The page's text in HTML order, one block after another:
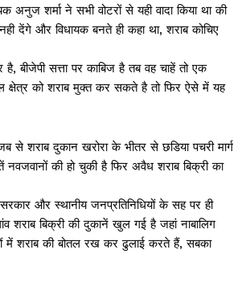
अनुज शर्मा ने सभी वोटरों से यही वादा किया था की
देंगे और विधायक बनते ही कहा था, शराब कोचिए
बीजेपी सत्ता पर काबिज है तब वह चाहें तो एक
क्षेत्र को शराब मुक्त कर सकते है तो फिर ऐसे में यह
से शराब दुकान खरोरा के भीतर से छडिया पचरी मार्ग
की हो चुकी है फिर अवैध शराब बिक्री का
और स्थानीय जनप्रतिनिधियों के सह पर ही
शराब बिक्री की दुकानें खुल गई है जहां नाबालिग
में शराब की बोतल रख कर ढुलाई करते हैं, सबका